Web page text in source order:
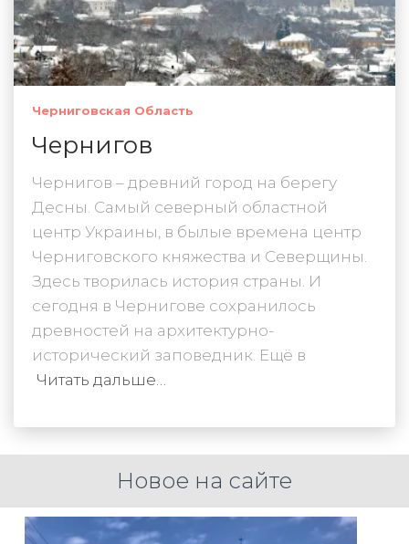
Черниговская Область
Чернигов
Чернигов – древний город на берегу
Десны. Самый северный областной
центр Украины, в былые времена центр
Черниговского княжества и Северщины.
Здесь творилась история страны. И
сегодня в Чернигове сохранилось
древностей на архитектурно-
исторический заповедник. Ещё в
Читать дальше…
Новое на сайте